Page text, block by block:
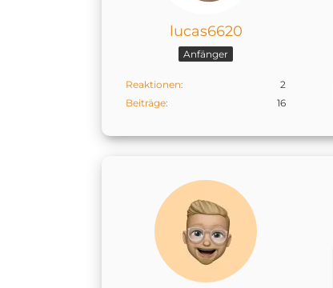
lucas6620
Anfänger
Reaktionen
2
Beiträge
16